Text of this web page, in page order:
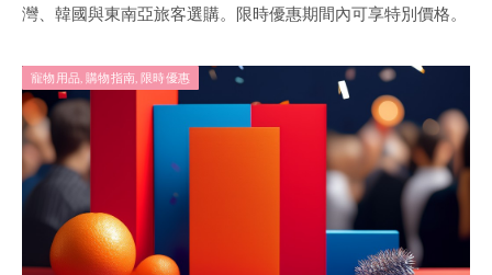
灣、韓國與東南亞旅客選購。限時優惠期間內可享特別價格。
寵物用品, 購物指南, 限時優惠